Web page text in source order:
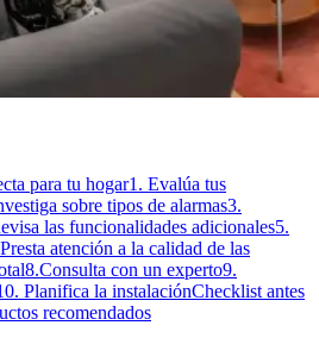
para tu hogar1. Evalúa tus
sobre tipos de alarmas3.
las funcionalidades adicionales5.
atención a la calidad de las
8.Consulta con un experto9.
Planifica la instalaciónChecklist antes
recomendados